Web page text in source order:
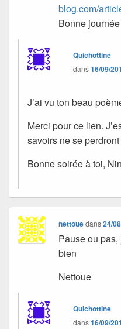
blog.com/
Bonne
Quichottine
dans16/09/
J’ai vu ton beau
Merci pour ce lien.
savoirs ne se
Bonne soirée à toi,
nettouedans24/
Pause ou pas,
bien
Nettoue
Quichottine
dans16/09/